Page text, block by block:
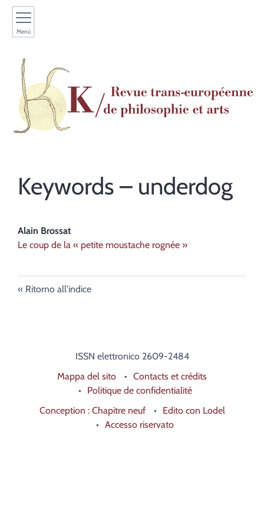
Menù
Keywords – underdog
Alain Brossat
Le coup de la « petite moustache rognée »
Ritorno all'indice
ISSN elettronico 2609-2484
Mappa del sito
Contacts et crédits
Politique de confidentialité
Conception : Chapitre neuf
Edito con Lodel
Accesso riservato